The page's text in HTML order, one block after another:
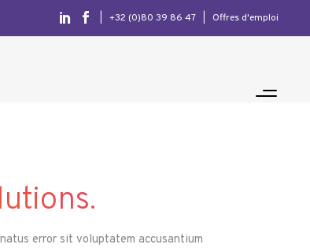
+32 (0)80 39 86 47 Offres d'emploi
error sit voluptatem accusantium